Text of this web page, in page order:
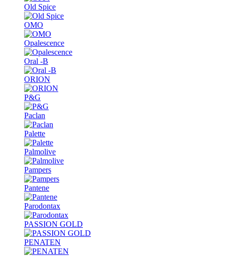
Old Spice
OMO
Opalescence
Oral -B
ORION
P&G
Paclan
Palette
Palmolive
Pampers
Pantene
Parodontax
PASSION GOLD
PENATEN